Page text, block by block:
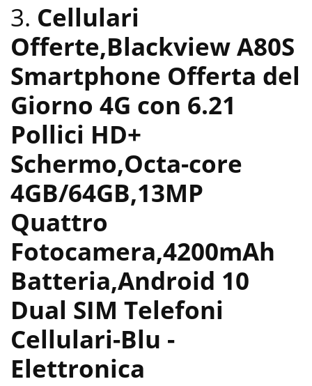
3. Cellulari
Offerte,Blackview A80S
Smartphone Offerta del
Giorno 4G con 6.21
Pollici HD+
Schermo,Octa-core
4GB/64GB,13MP
Quattro
Fotocamera,4200mAh
Batteria,Android 10
Dual SIM Telefoni
Cellulari-Blu -
Elettronica